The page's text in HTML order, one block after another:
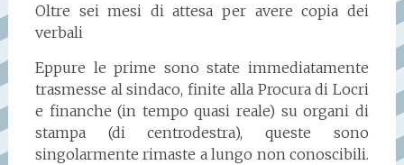
Oltre sei mesi di attesa per avere copia dei
verbali
Eppure le prime sono state immediatamente
trasmesse al sindaco, finite alla Procura di Locri
e finanche (in tempo quasi reale) su organi di
stampa (di centrodestra), queste sono
singolarmente rimaste a lungo non conoscibili.